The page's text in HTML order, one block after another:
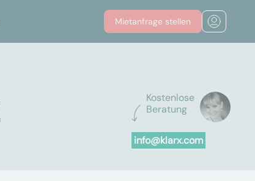
Mietanfrage stellen
Kostenlose
Beratung
info@klarx.com